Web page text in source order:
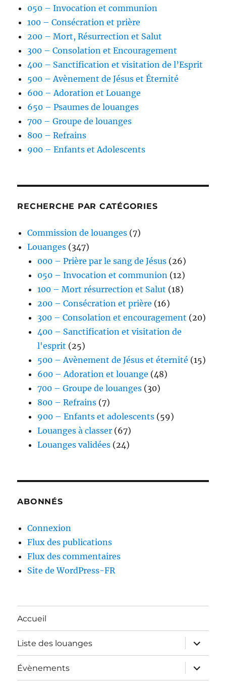
050 – Invocation et communion
100 – Consécration et prière
200 – Mort, Résurrection et Salut
300 – Consolation et Encouragement
400 – Sanctification et visitation de l’Esprit
500 – Avènement de Jésus et Éternité
600 – Adoration et Louange
650 – Psaumes de louanges
700 – Groupe de louanges
800 – Refrains
900 – Enfants et Adolescents
RECHERCHE PAR CATÉGORIES
Commission de louanges (7)
Louanges (347)
000 – Prière par le sang de Jésus (26)
050 – Invocation et communion (12)
100 – Mort résurrection et Salut (18)
200 – Consécration et prière (16)
300 – Consolation et encouragement (20)
400 – Sanctification et visitation de
l'esprit (25)
500 – Avènement de Jésus et éternité (15)
600 – Adoration et louange (48)
700 – Groupe de louanges (30)
800 – Refrains (7)
900 – Enfants et adolescents (59)
Louanges à classer (67)
Louanges validées (24)
ABONNÉS
Connexion
Flux des publications
Flux des commentaires
Site de WordPress-FR
Accueil
Liste des louanges
ouvrir
le
sous-
menu
Évènements
ouvrir
le
sous-